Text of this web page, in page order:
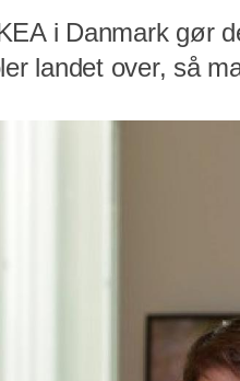
i Danmark gør
landet over, så